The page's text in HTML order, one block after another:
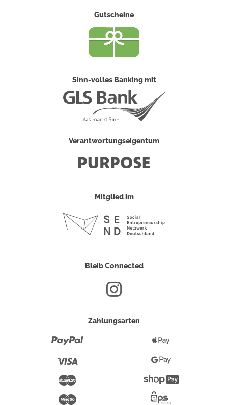
Gutscheine
Sinn-volles Banking mit
Verantwortungseigentum
Mitglied im
Bleib Connected
Zahlungsarten
Maestro
Pay
Google
Pay